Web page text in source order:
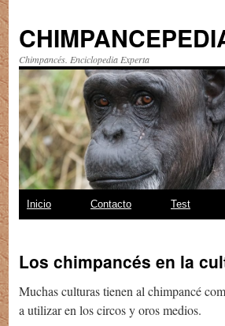
Chimpancés. Enciclopedia Experta
Saltar
contenido
Inicio Contacto Test
Los chimpancés en la
Muchas culturas tienen al chimpancé
a utilizar en los circos y oros medios.